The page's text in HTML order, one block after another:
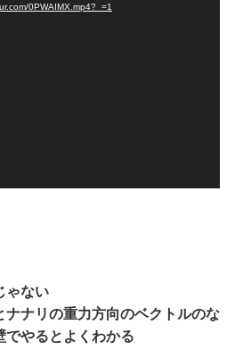
0PWAIMX.mp4?_=1
ゃない
ナナリの重力方向のベクトルのな
でやるとよくわかる